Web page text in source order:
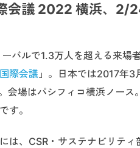
会議 2022 横浜、2/
バルで1.3万人を超える来場
際会議 」。日本では2017年
会場はパシフィコ横浜ノー
す。
は、CSR・サステナビリテ